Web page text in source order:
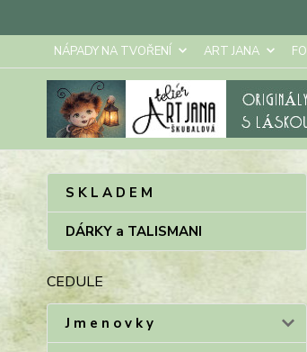
NÁPADY NA TVOŘENÍ ART JANA
S K L A D E M
DÁRKY a TALISMANI
CEDULE
J m e n o v k y